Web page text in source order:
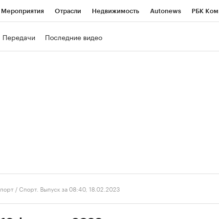
Мероприятия Отрасли Недвижимость Autonews РБК
Передачи Последние видео
/Спорт. Выпуск за 08:40, 18.02.2023